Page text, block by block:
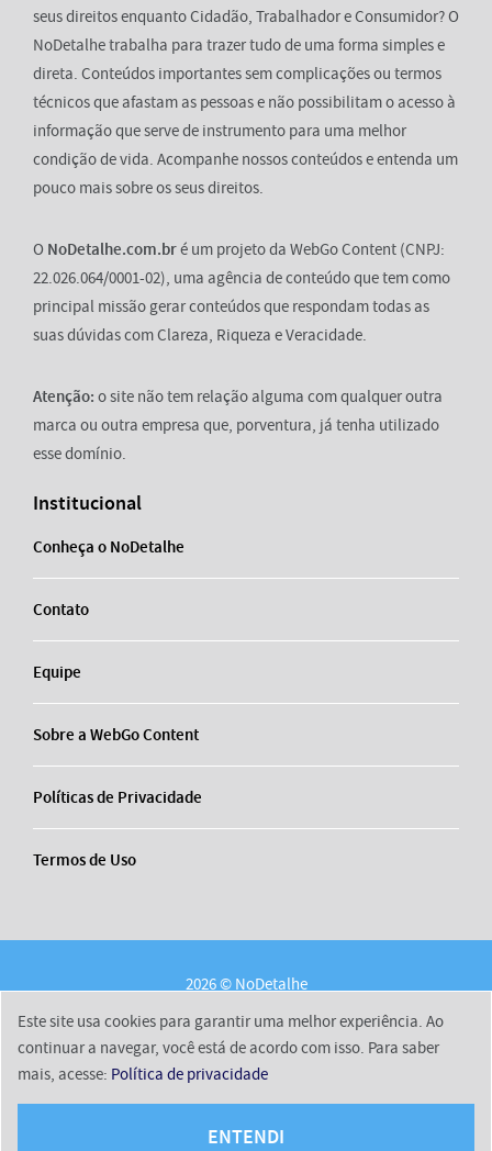
seus direitos enquanto Cidadão, Trabalhador e Consumidor? O
NoDetalhe trabalha para trazer tudo de uma forma simples e
direta. Conteúdos importantes sem complicações ou termos
técnicos que afastam as pessoas e não possibilitam o acesso à
informação que serve de instrumento para uma melhor
condição de vida. Acompanhe nossos conteúdos e entenda um
pouco mais sobre os seus direitos.
O NoDetalhe.com.bré um projeto da WebGo Content (CNPJ:
22.026.064/0001-02), uma agência de conteúdo que tem como
principal missão gerar conteúdos que respondam todas as
suas dúvidas com Clareza, Riqueza e Veracidade.
Atenção: o site não tem relação alguma com qualquer outra
marca ou outra empresa que, porventura, já tenha utilizado
esse domínio.
Institucional
Conheça o NoDetalhe
Contato
Equipe
Sobre a WebGo Content
Políticas de Privacidade
Termos de Uso
2026 © NoDetalhe
Sobre a WebGo Content
Políticas de Privacidade
Termos de Uso
Este site usa cookies para garantir uma melhor experiência. Ao
continuar a navegar, você está de acordo com isso. Para saber
mais, acesse: Política de privacidade
ENTENDI